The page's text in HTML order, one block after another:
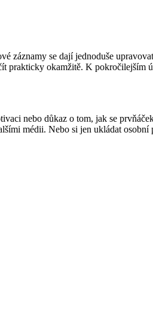
záznamy se dají jednoduše
prakticky okamžitě. K pokročilejším
nebo důkaz o tom, jak se
médii. Nebo si jen ukládat osobní